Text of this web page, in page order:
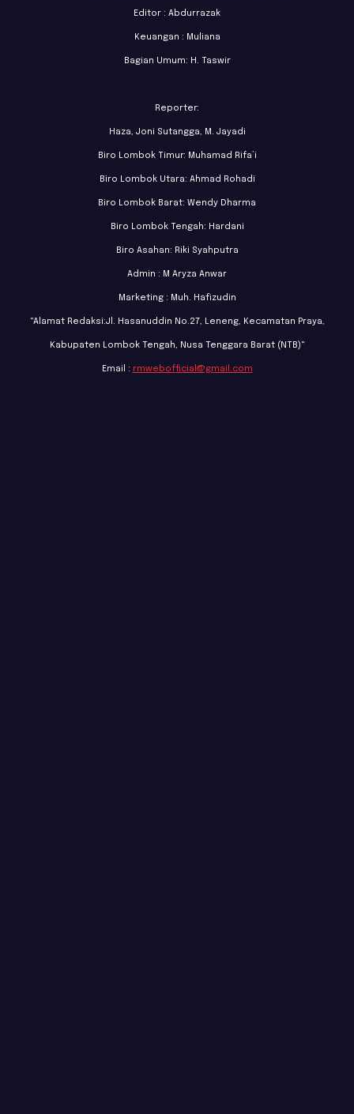
Editor : Abdurrazak
Keuangan : Muliana
Bagian Umum: H. Taswir
Reporter:
Haza, Joni Sutangga, M. Jayadi
Biro Lombok Timur: Muhamad Rifa’i
Biro Lombok Utara: Ahmad Rohadi
Biro Lombok Barat: Wendy Dharma
Biro Lombok Tengah: Hardani
Biro Asahan: Riki Syahputra
Admin : M Aryza Anwar
Marketing : Muh. Hafizudin
"Alamat Redaksi:Jl. Hasanuddin No.27, Leneng, Kecamatan Praya,
Kabupaten Lombok Tengah, Nusa Tenggara Barat (NTB)"
Email : rmwebofficial@gmail.com